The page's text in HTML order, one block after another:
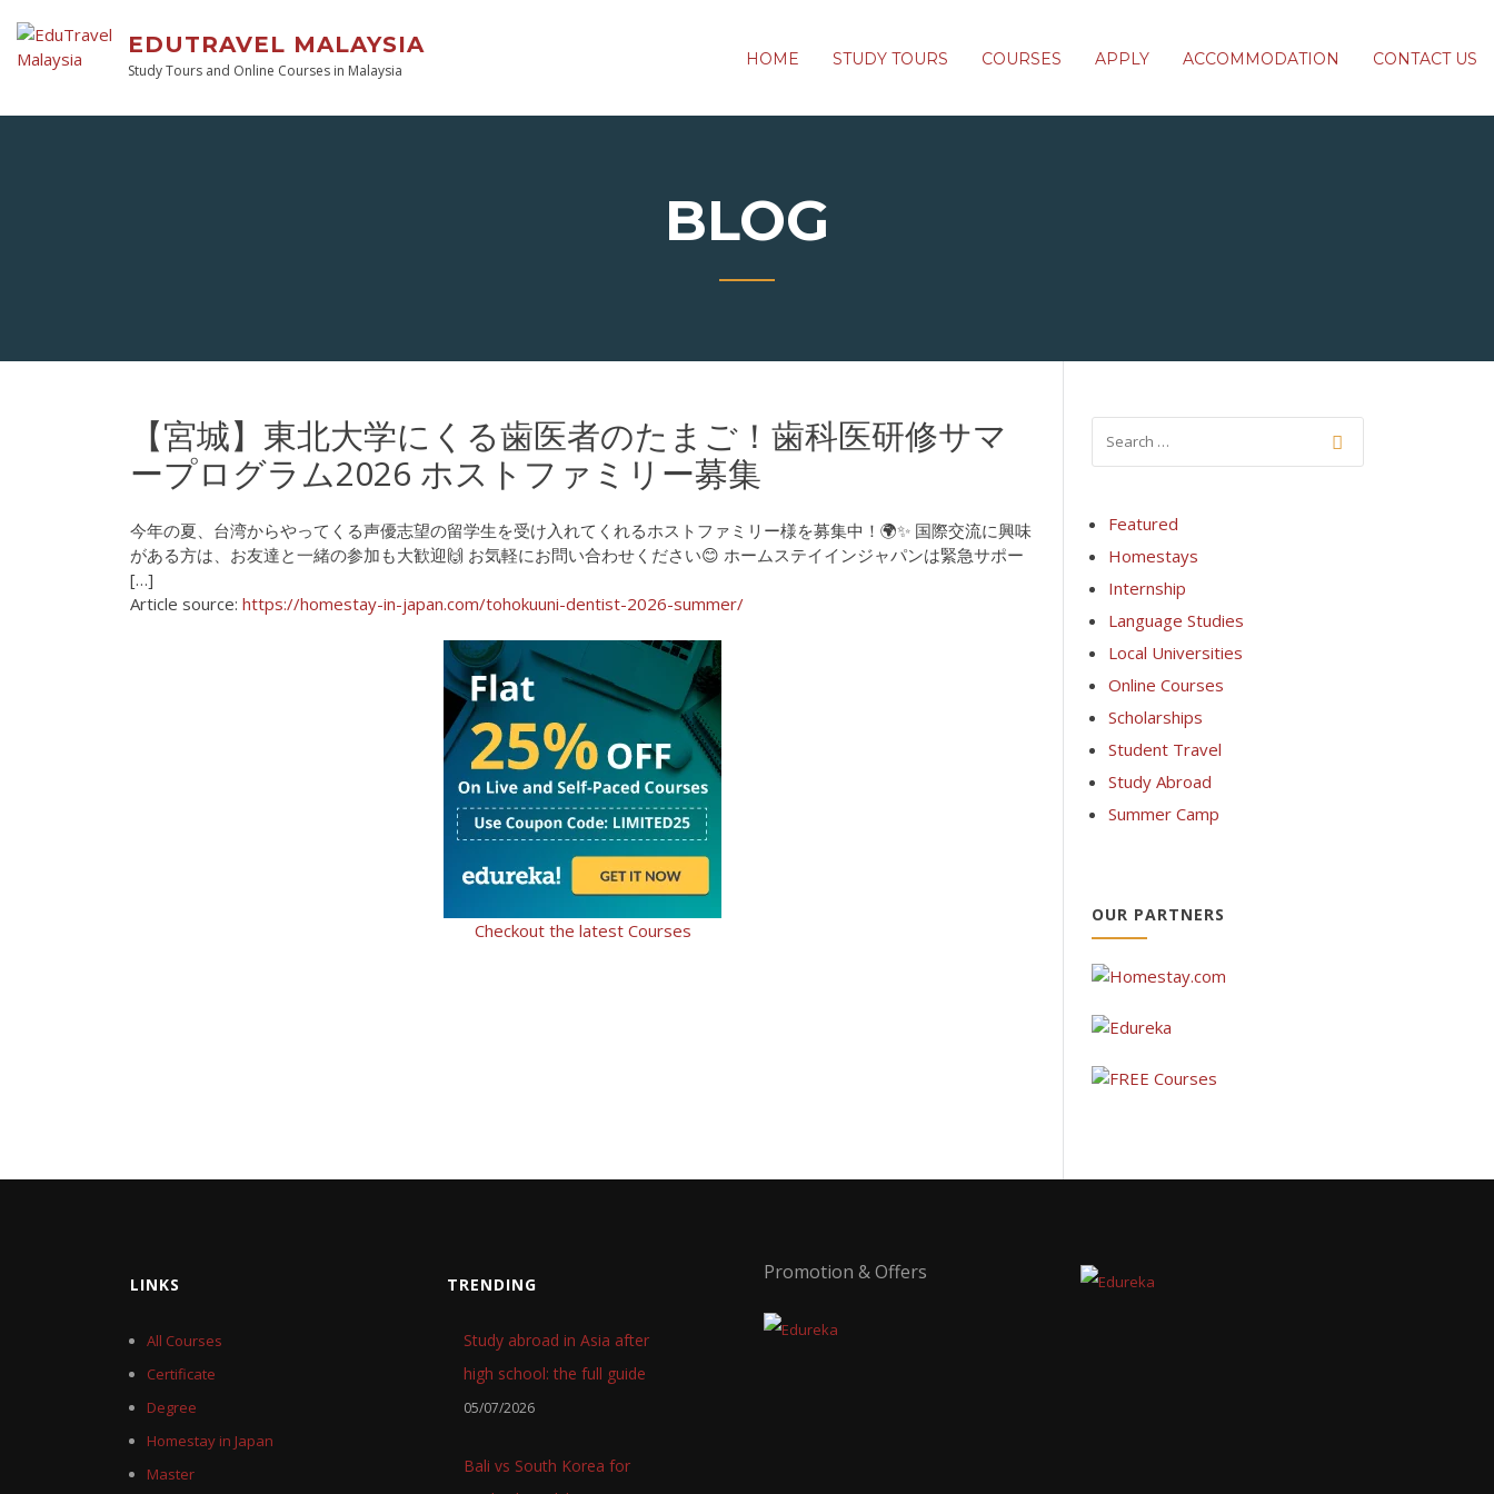
EDUTRAVEL MALAYSIA
Study Tours and Online Courses in Malaysia
HOME STUDY TOURS COURSES APPLY ACCOMMODATION CONTACT US
BLOG
【宮城】東北大学にくる歯医者のたまご！歯科医研修サマ
ープログラム2026 ホストファミリー募集
今年の夏、台湾からやってくる声優志望の留学生を受け入れてくれるホストファミリー様を募集中！🌍✨ 国際交流に興味
がある方は、お友達と一緒の参加も大歓迎🙌 お気軽にお問い合わせください😊 ホームステイインジャパンは緊急サポー
[…]
Article source: https://homestay-in-japan.com/tohokuuni-dentist-2026-summer/
Checkout the latest Courses
Featured
Homestays
Internship
Language Studies
Local Universities
Online Courses
Scholarships
Student Travel
Study Abroad
Summer Camp
OUR PARTNERS
LINKS
All Courses
Certificate
Degree
Homestay in Japan
Master
TRENDING
Study abroad in Asia after
high school: the full guide
05/07/2026
Bali vs South Korea for
Promotion & Offers